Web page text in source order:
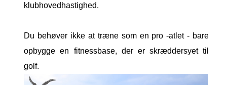
klubhovedhastighed.
Du behøver ikke at træne som en pro -atlet - bare
opbygge en fitnessbase, der er skræddersyet til
golf.